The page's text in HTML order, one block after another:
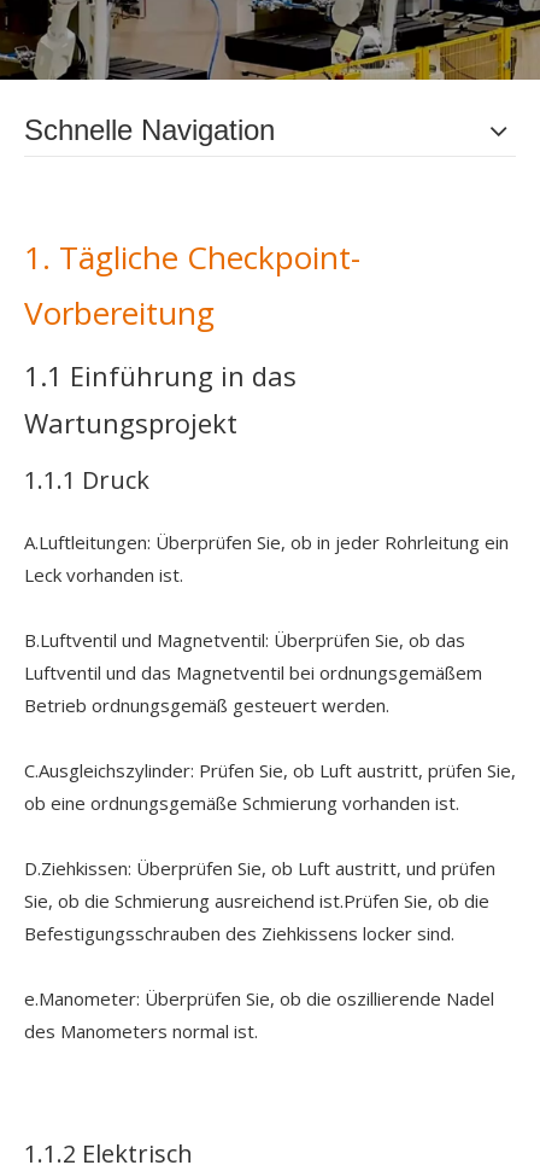
Schnelle Navigation
1. Tägliche Checkpoint-
Vorbereitung
1.1 Einführung in das
Wartungsprojekt
1.1.1 Druck
A.Luftleitungen: Überprüfen Sie, ob in jeder Rohrleitung ein
Leck vorhanden ist.
B.Luftventil und Magnetventil: Überprüfen Sie, ob das
Luftventil und das Magnetventil bei ordnungsgemäßem
Betrieb ordnungsgemäß gesteuert werden.
C.Ausgleichszylinder: Prüfen Sie, ob Luft austritt, prüfen Sie,
ob eine ordnungsgemäße Schmierung vorhanden ist.
D.Ziehkissen: Überprüfen Sie, ob Luft austritt, und prüfen
Sie, ob die Schmierung ausreichend ist.Prüfen Sie, ob die
Befestigungsschrauben des Ziehkissens locker sind.
e.Manometer: Überprüfen Sie, ob die oszillierende Nadel
des Manometers normal ist.
1.1.2 Elektrisch